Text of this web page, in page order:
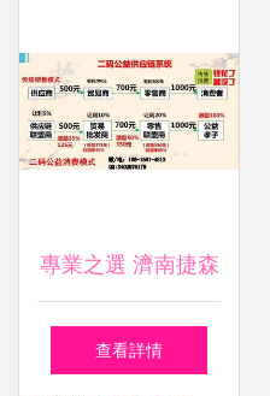
專業之選 濟南捷森
科技，打造優質二
查看詳情